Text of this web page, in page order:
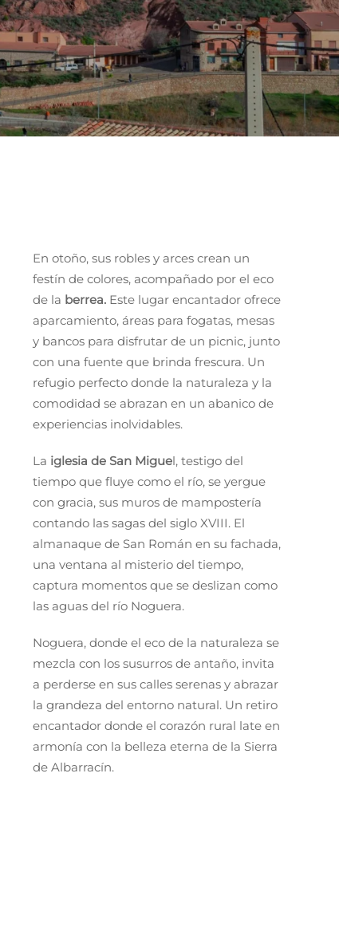
En otoño, sus robles y arces crean un
festín de colores, acompañado por el eco
de la berrea. Este lugar encantador ofrece
aparcamiento, áreas para fogatas, mesas
y bancos para disfrutar de un picnic, junto
con una fuente que brinda frescura. Un
refugio perfecto donde la naturaleza y la
comodidad se abrazan en un abanico de
experiencias inolvidables.
La iglesia de San Miguel, testigo del
tiempo que fluye como el río, se yergue
con gracia, sus muros de mampostería
contando las sagas del siglo XVIII. El
almanaque de San Román en su fachada,
una ventana al misterio del tiempo,
captura momentos que se deslizan como
las aguas del río Noguera.
Noguera, donde el eco de la naturaleza se
mezcla con los susurros de antaño, invita
a perderse en sus calles serenas y abrazar
la grandeza del entorno natural. Un retiro
encantador donde el corazón rural late en
armonía con la belleza eterna de la Sierra
de Albarracín.